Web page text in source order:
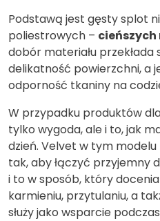
Podstawą jest gęsty splot
poliestrowych –
dobór materiału przekłada
delikatność powierzchni, a
odporność tkaniny na
W przypadku produktów
tylko wygoda, ale i to, jak
dzień. Velvet w tym
tak, aby łączyć przyjemny
i to w sposób, który
karmieniu, przytulaniu, a
służy jako wsparcie